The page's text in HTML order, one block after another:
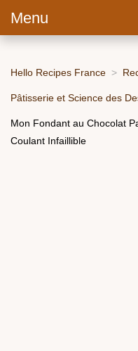
Menu
Hello Recipes France
Pâtisserie et Science des
Mon Fondant au Chocolat
Coulant Infaillible